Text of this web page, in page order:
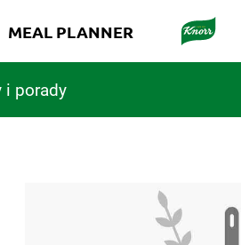
i porady
MEAL PLANNER